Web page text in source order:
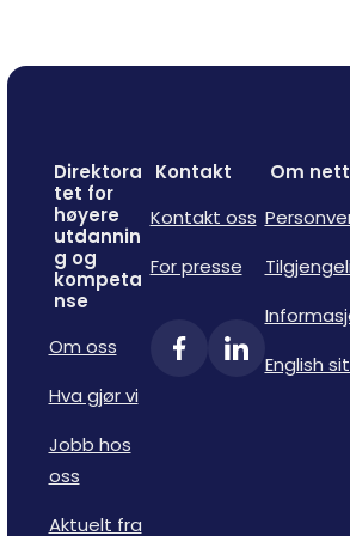
Direktora
tet for
høyere
utdannin
g og
kompeta
nse
Om oss
Hva gjør vi
Jobb hos
oss
Aktuelt fra
Kontakt
Kontakt oss
For presse
Om
English